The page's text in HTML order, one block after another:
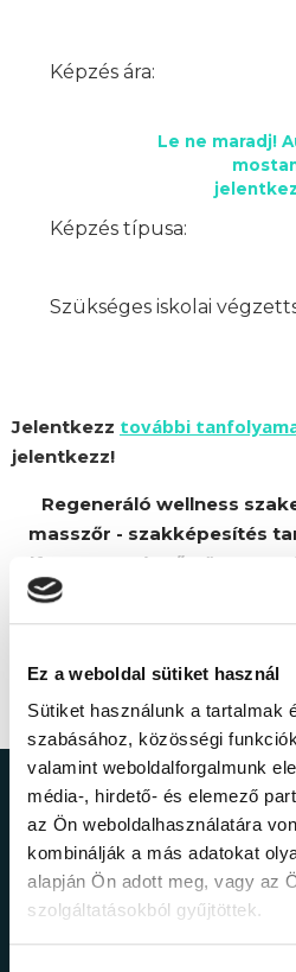
Ez a weboldal sütiket használ
Sütiket használunk a tartalmak
szabásához, közösségi
valamint weboldalforgalmunk
média-, hirdető- és elemező
az Ön weboldalhasználatára
kombinálják a más adatokat
alapján Ön adott meg, vagy az
szolgáltatásokból gyűjtöttek.
Képzés ára:
Le ne maradj!
Képzés típusa:
Szükséges iskolai
Jelentkezz további
jelentkezz!
Regeneráló wellness
masszőr - szakképesítés
Alfa Kapos Képző Központ
Ne